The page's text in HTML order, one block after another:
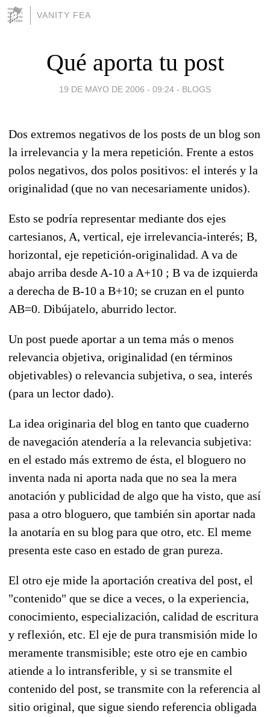
VANITY FEA
Qué aporta tu post
19 DE MAYO DE 2006 - 09:24 - BLOGS
Dos extremos negativos de los posts de un blog son
la irrelevancia y la mera repetición. Frente a estos
polos negativos, dos polos positivos: el interés y la
originalidad (que no van necesariamente unidos).
Esto se podría representar mediante dos ejes
cartesianos, A, vertical, eje irrelevancia-interés; B,
horizontal, eje repetición-originalidad. A va de
abajo arriba desde A-10 a A+10 ; B va de izquierda
a derecha de B-10 a B+10; se cruzan en el punto
AB=0. Dibújatelo, aburrido lector.
Un post puede aportar a un tema más o menos
relevancia objetiva, originalidad (en términos
objetivables) o relevancia subjetiva, o sea, interés
(para un lector dado).
La idea originaria del blog en tanto que cuaderno
de navegación atendería a la relevancia subjetiva:
en el estado más extremo de ésta, el bloguero no
inventa nada ni aporta nada que no sea la mera
anotación y publicidad de algo que ha visto, que así
pasa a otro bloguero, que también sin aportar nada
la anotaría en su blog para que otro, etc. El meme
presenta este caso en estado de gran pureza.
El otro eje mide la aportación creativa del post, el
"contenido" que se dice a veces, o la experiencia,
conocimiento, especialización, calidad de escritura
y reflexión, etc. El eje de pura transmisión mide lo
meramente transmisible; este otro eje en cambio
atiende a lo intransferible, y si se transmite el
contenido del post, se transmite con la referencia al
sitio original, que sigue siendo referencia obligada